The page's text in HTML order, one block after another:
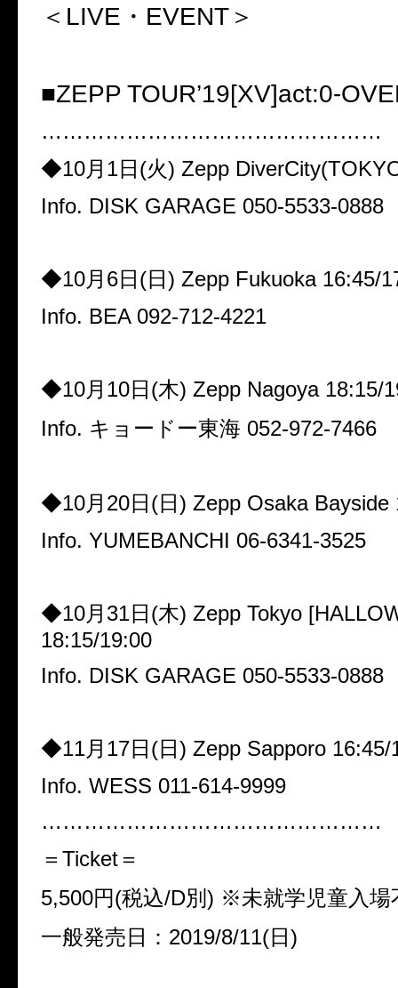
＜LIVE ・ EVENT＞
■ZEPP TOUR’19[XV]act:0-
…………………………………………
◆10月 1日 (火) Zepp
Info. DISK GARAGE 050-5533-0888
◆10月 6日 (日 ) Zepp Fukuoka 16:45/
Info. BEA 092-712-4221
◆10月 10日 (木) Zepp Nagoya 18:15/
Info. キョードー東海 052-972-7466
◆10月 20日 (日 ) Zepp Osaka Bayside
Info. YUMEBANCHI 06-6341-3525
◆10月 31日 (木) Zepp Tokyo
18:15/19:00
Info. DISK GARAGE 050-5533-0888
◆11月 17日 (日 ) Zepp Sapporo 16:45/
Info. WESS 011-614-9999
…………………………………………
＝Ticket＝
5,500円(税込/D別 ) ※未就学児童入場
一般発売日： 2019/8/11(日 )